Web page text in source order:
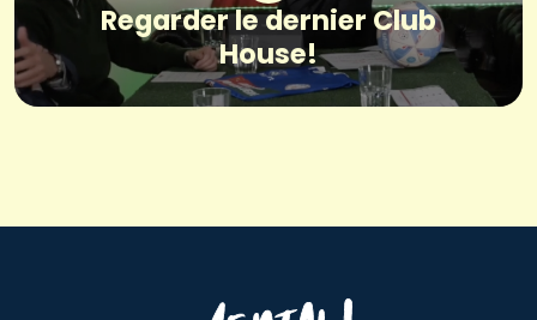
Regarder le dernier Club
House!